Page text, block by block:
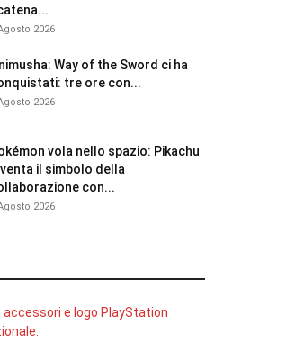
2026
Way of the Sword ci ha
tre ore con...
2026
vola nello spazio: Pikachu
il simbolo della
con...
2026